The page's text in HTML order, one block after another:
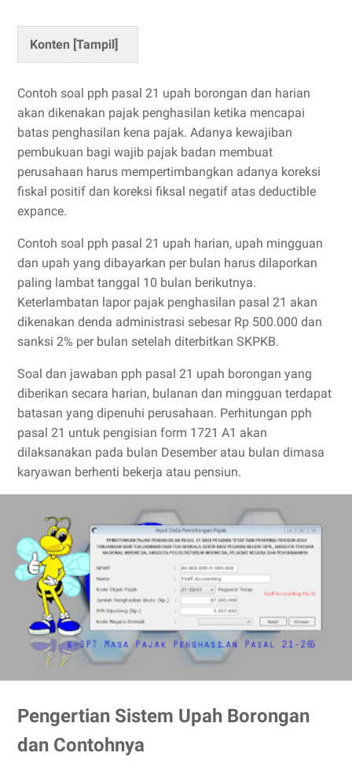
Konten [Tampil]
Contoh soal pph pasal 21 upah borongan dan harian
akan dikenakan pajak penghasilan ketika mencapai
batas penghasilan kena pajak. Adanya kewajiban
pembukuan bagi wajib pajak badan membuat
perusahaan harus mempertimbangkan adanya koreksi
fiskal positif dan koreksi fiksal negatif atas deductible
expance.
Contoh soal pph pasal 21 upah harian, upah mingguan
dan upah yang dibayarkan per bulan harus dilaporkan
paling lambat tanggal 10 bulan berikutnya.
Keterlambatan lapor pajak penghasilan pasal 21 akan
dikenakan denda administrasi sebesar Rp 500.000 dan
sanksi 2% per bulan setelah diterbitkan SKPKB.
Soal dan jawaban pph pasal 21 upah borongan yang
diberikan secara harian, bulanan dan mingguan terdapat
batasan yang dipenuhi perusahaan. Perhitungan pph
pasal 21 untuk pengisian form 1721 A1 akan
dilaksanakan pada bulan Desember atau bulan dimasa
karyawan berhenti bekerja atau pensiun.
Pengertian Sistem Upah Borongan
dan Contohnya